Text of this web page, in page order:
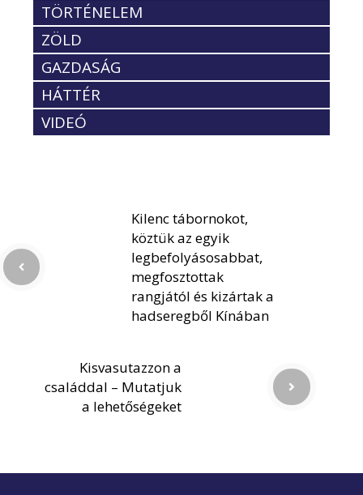
TÖRTÉNELEM
ZÖLD
GAZDASÁG
HÁTTÉR
VIDEÓ
Kilenc tábornokot,
köztük az egyik
legbefolyásosabbat,
megfosztottak
rangjától és kizártak a
hadseregből Kínában
Kisvasutazzon a
családdal – Mutatjuk
a lehetőségeket